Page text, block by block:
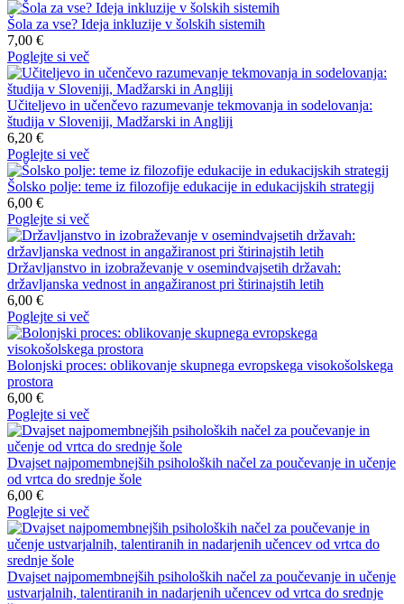
Šola za vse? Ideja inkluzije v šolskih sistemih
7,00 €
Poglejte si več
Učiteljevo in učenčevo razumevanje tekmovanja in sodelovanja:
študija v Sloveniji, Madžarski in Angliji
6,20 €
Poglejte si več
Šolsko polje: teme iz filozofije edukacije in edukacijskih strategij
6,00 €
Poglejte si več
Državljanstvo in izobraževanje v osemindvajsetih državah:
državljanska vednost in angažiranost pri štirinajstih letih
6,00 €
Poglejte si več
Bolonjski proces: oblikovanje skupnega evropskega visokošolskega
prostora
6,00 €
Poglejte si več
Dvajset najpomembnejših psiholoških načel za poučevanje in učenje
od vrtca do srednje šole
6,00 €
Poglejte si več
Dvajset najpomembnejših psiholoških načel za poučevanje in učenje
ustvarjalnih, talentiranih in nadarjenih učencev od vrtca do srednje